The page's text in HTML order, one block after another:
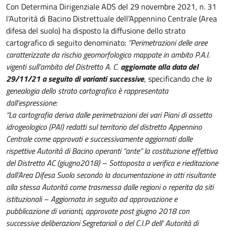
Con Determina Dirigenziale ADS del 29 novembre 2021, n. 31
l’Autorità di Bacino Distrettuale dell’Appennino Centrale (Area
difesa del suolo) ha disposto la diffusione dello strato
cartografico di seguito denominato: “Perimetrazioni delle aree
caratterizzate da rischio geomorfologico mappate in ambito P.A.I.
vigenti sull’ambito del Distretto A. C. aggiornate alla data del
29/11/21 a seguito di varianti successive, specificando che la
genealogia dello strato cartografico è rappresentata
dall’espressione:
“La cartografia deriva dalle perimetrazioni dei vari Piani di assetto
idrogeologico (PAI) redatti sul territorio del distretto Appennino
Centrale come approvati e successivamente aggiornati dalle
rispettive Autorità di Bacino operanti “ante” la costituzione effettiva
del Distretto AC (giugno2018) – Sottoposta a verifica e rieditazione
dall’Area Difesa Suolo secondo la documentazione in atti risultante
alla stessa Autorità come trasmessa dalle regioni o reperita da siti
istituzionali – Aggiornata in seguito ad approvazione e
pubblicazione di varianti, approvate post giugno 2018 con
successive deliberazioni Segretariali o del C.I.P dell’ Autorità di